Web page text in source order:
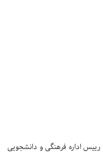
اداره فرهنگی و دانشجویی